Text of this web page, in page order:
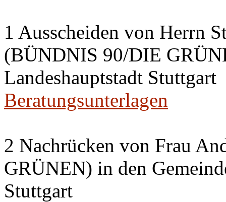
1 Ausscheiden von Herrn
(BÜNDNIS 90/DIE
Landeshauptstadt Stuttgart
Beratungsunterlagen
2 Nachrücken von Frau
GRÜNEN) in den
Stuttgart